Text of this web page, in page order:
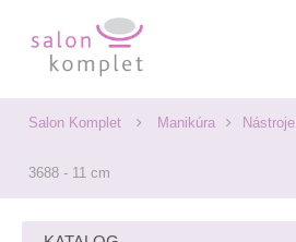
Salon Komplet Manikúra Nástroje
3688 - 11 cm